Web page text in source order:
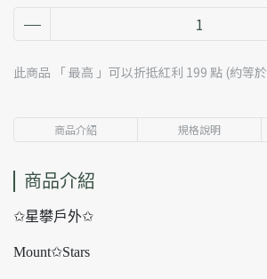
此商品 「 最高 」可以折抵紅利 199 點 (約等於
商品介紹 規格說明
商品介紹
✩星攀戶外✩
Mount✩Stars